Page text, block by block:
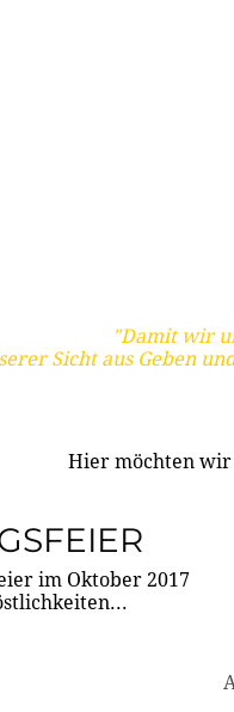
"Damit wir
Sicht aus Geben
Hier möchten wir
im Oktober 2017